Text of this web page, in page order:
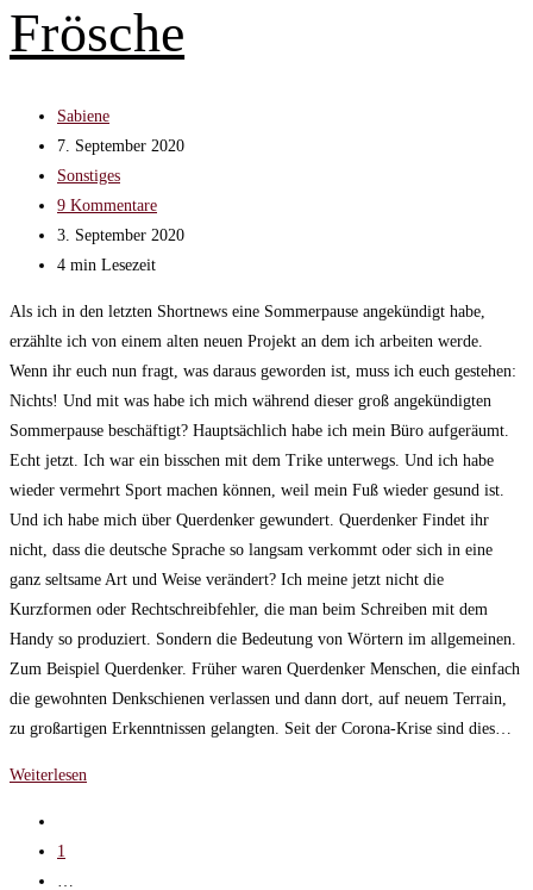
Frösche
Beitrags-
Autor:
Sabiene
Beitrag
veröffentlicht:
7. September 2020
Beitrags-
Kategorie:
Sonstiges
Beitrags-
Kommentare:
9 Kommentare
Beitrag
zuletzt
am:
3. September 2020
Lesedauer:
4 min Lesezeit
Als ich in den letzten Shortnews eine Sommerpause angekündigt habe,
erzählte ich von einem alten neuen Projekt an dem ich arbeiten werde.
Wenn ihr euch nun fragt, was daraus geworden ist, muss ich euch gestehen:
Nichts! Und mit was habe ich mich während dieser groß angekündigten
Sommerpause beschäftigt? Hauptsächlich habe ich mein Büro aufgeräumt.
Echt jetzt. Ich war ein bisschen mit dem Trike unterwegs. Und ich habe
wieder vermehrt Sport machen können, weil mein Fuß wieder gesund ist.
Und ich habe mich über Querdenker gewundert. Querdenker Findet ihr
nicht, dass die deutsche Sprache so langsam verkommt oder sich in eine
ganz seltsame Art und Weise verändert? Ich meine jetzt nicht die
Kurzformen oder Rechtschreibfehler, die man beim Schreiben mit dem
Handy so produziert. Sondern die Bedeutung von Wörtern im allgemeinen.
Zum Beispiel Querdenker. Früher waren Querdenker Menschen, die einfach
die gewohnten Denkschienen verlassen und dann dort, auf neuem Terrain,
zu großartigen Erkenntnissen gelangten. Seit der Corona-Krise sind dies…
Weiterlesen
zur
1